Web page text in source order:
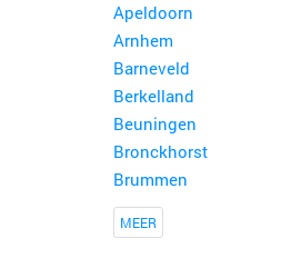
Apeldoorn
Arnhem
Barneveld
Berkelland
Beuningen
Bronckhorst
Brummen
MEER